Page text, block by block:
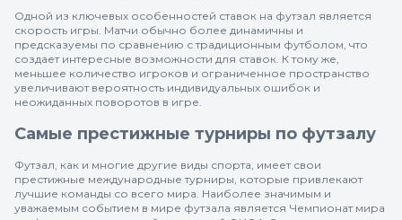
Одной из ключевых особенностей ставок на футзал является
скорость игры. Матчи обычно более динамичны и
предсказуемы по сравнению с традиционным футболом, что
создает интересные возможности для ставок. К тому же,
меньшее количество игроков и ограниченное пространство
увеличивают вероятность индивидуальных ошибок и
неожиданных поворотов в игре.
Самые престижные турниры по футзалу
Футзал, как и многие другие виды спорта, имеет свои
престижные международные турниры, которые привлекают
лучшие команды со всего мира. Наиболее значимым и
уважаемым событием в мире футзала является Чемпионат мира